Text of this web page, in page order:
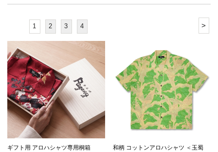
>
1 2 3 4
ギフト用 アロハシャツ専用桐箱
和柄 コットンアロハシャツ ＜玉蜀